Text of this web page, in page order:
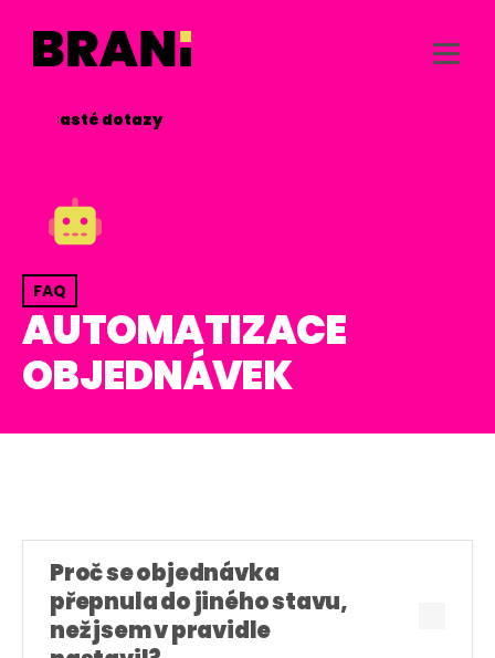
Časté dotazy
FAQ
AUTOMATIZACE
OBJEDNÁVEK
Proč se objednávka
přepnula do jiného stavu,
než jsem v pravidle